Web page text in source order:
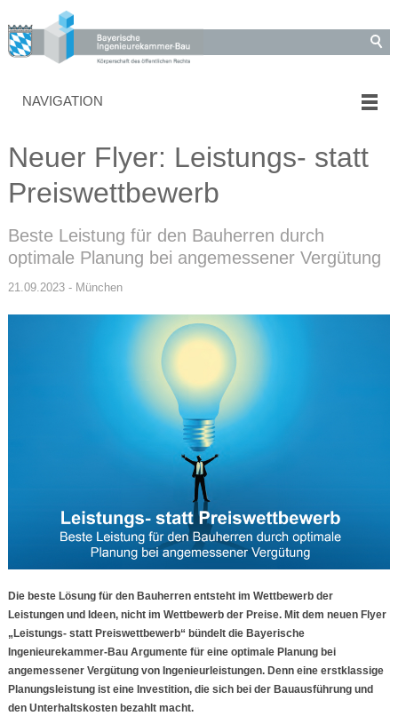
NAVIGATION
Neuer Flyer: Leistungs- statt
Preiswettbewerb
Beste Leistung für den Bauherren durch
optimale Planung bei angemessener Vergütung
21.09.2023 - München
Die beste Lösung für den Bauherren entsteht im Wettbewerb der
Leistungen und Ideen, nicht im Wettbewerb der Preise. Mit dem neuen Flyer
„Leistungs- statt Preiswettbewerb“ bündelt die Bayerische
Ingenieurekammer-Bau Argumente für eine optimale Planung bei
angemessener Vergütung von Ingenieurleistungen. Denn eine erstklassige
Planungsleistung ist eine Investition, die sich bei der Bauausführung und
den Unterhaltskosten bezahlt macht.